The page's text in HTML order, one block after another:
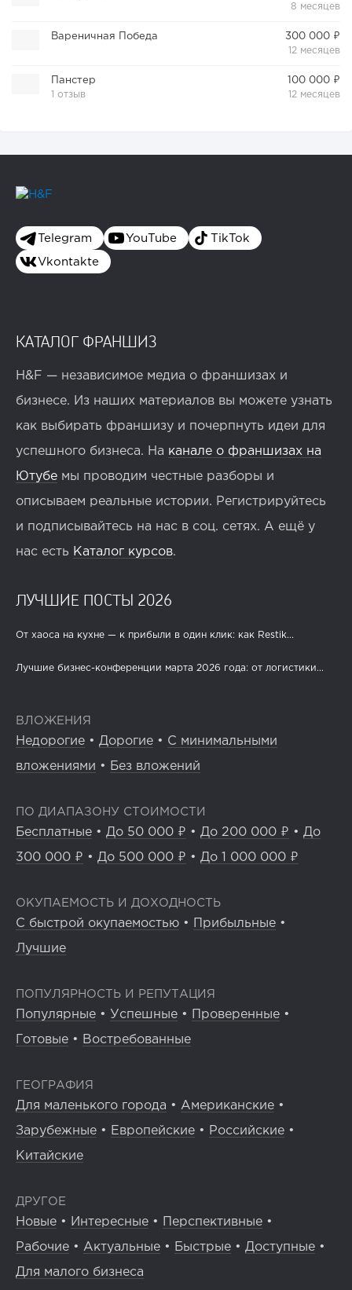
8 месяцев
Вареничная Победа
300 000 ₽
12 месяцев
Панстер
1 отзыв
100 000 ₽
12 месяцев
Telegram YouTube TikTok
Vkontakte
КАТАЛОГ ФРАНШИЗ
H&F — независимое медиа о франшизах и
бизнесе. Из наших материалов вы можете узнать
как выбирать франшизу и почерпнуть идеи для
успешного бизнеса. На канале о франшизах на
Ютубе мы проводим честные разборы и
описываем реальные истории. Регистрируйтесь
и подписывайтесь на нас в соц. сетях. А ещё у
нас есть Каталог курсов.
ЛУЧШИЕ ПОСТЫ 2026
От хаоса на кухне — к прибыли в один клик: как Restik...
Лучшие бизнес-конференции марта 2026 года: от логистики...
ВЛОЖЕНИЯ
Недорогие • Дорогие • С минимальными
вложениями • Без вложений
ПО ДИАПАЗОНУ СТОИМОСТИ
Бесплатные • До 50 000 ₽ • До 200 000 ₽ • До
300 000 ₽ • До 500 000 ₽ • До 1 000 000 ₽
ОКУПАЕМОСТЬ И ДОХОДНОСТЬ
С быстрой окупаемостью • Прибыльные •
Лучшие
ПОПУЛЯРНОСТЬ И РЕПУТАЦИЯ
Популярные • Успешные • Проверенные •
Готовые • Востребованные
ГЕОГРАФИЯ
Для маленького города • Американские •
Зарубежные • Европейские • Российские •
Китайские
ДРУГОЕ
Новые • Интересные • Перспективные •
Рабочие • Актуальные • Быстрые • Доступные •
Для малого бизнеса